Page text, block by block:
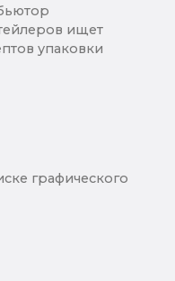
ищет
упаковки
графического